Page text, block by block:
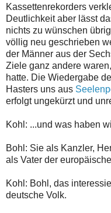
Kassettenrekorders
Deutlichkeit aber lässt
nichts zu wünschen
völlig neu geschrieben
der Männer aus der
Ziele ganz andere
hatte. Die Wiedergabe
Hasters uns aus
erfolgt ungekürzt und
Kohl: ...und was haben
Bohl: Sie als Kanzler,
als Vater der
Kohl: Bohl, das
deutsche Volk.